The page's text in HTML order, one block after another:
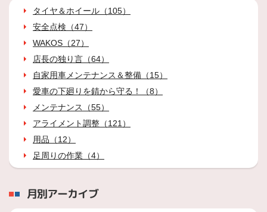
タイヤ＆ホイール（105）
安全点検（47）
WAKOS（27）
店長の独り言（64）
自家用車メンテナンス＆整備（15）
愛車の下廻りを錆から守る！（8）
メンテナンス（55）
アライメント調整（121）
用品（12）
足周りの作業（4）
月別アーカイブ